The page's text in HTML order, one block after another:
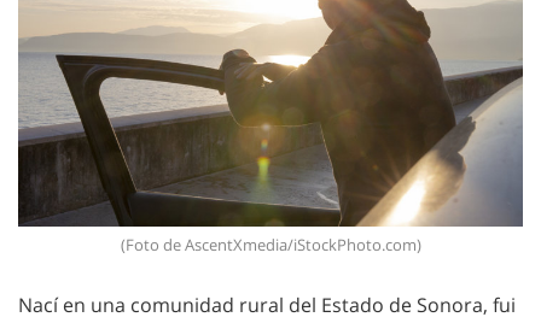
(Foto de AscentXmedia/iStockPhoto.com)
Nací en una comunidad rural del Estado de Sonora, fui